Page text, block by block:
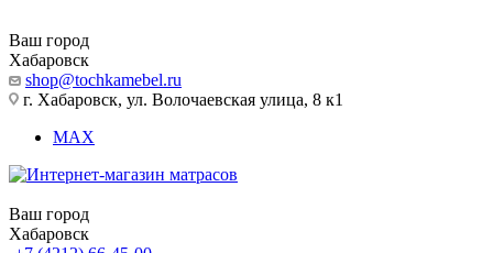
Ваш город
Хабаровск
shop@tochkamebel.ru
г. Хабаровск, ул. Волочаевская улица, 8 к1
MAX
Ваш город
Хабаровск